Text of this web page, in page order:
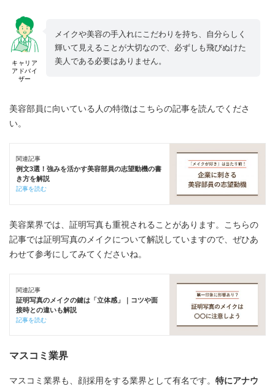
キャリア
アドバイ
ザー
メイクや美容の手入れにこだわりを持ち、自分らしく
輝いて見えることが大切なので、必ずしも飛びぬけた
美人である必要はありません。
美容部員に向いている人の特徴はこちらの記事を読んでくださ
い。
関連記事
例文3選！強みを活かす美容部員の志望動機の書
き方を解説
記事を読む
美容業界では、証明写真も重視されることがあります。こちらの
記事では証明写真のメイクについて解説していますので、ぜひあ
わせて参考にしてみてくださいね。
関連記事
証明写真のメイクの鍵は「立体感」｜コツや面
接時との違いも解説
記事を読む
マスコミ業界
マスコミ業界も、顔採用をする業界として有名です。 特にアナウ